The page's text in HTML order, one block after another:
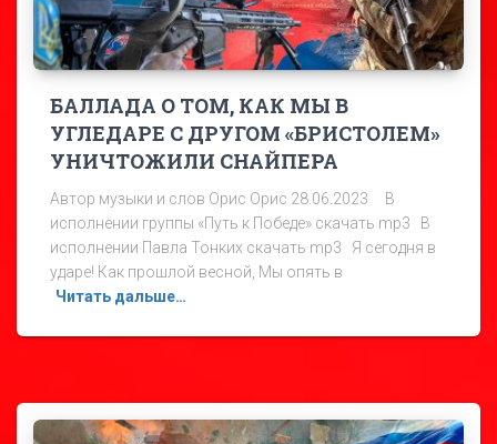
БАЛЛАДА О ТОМ, КАК МЫ В
УГЛЕДАРЕ С ДРУГОМ «БРИСТОЛЕМ»
УНИЧТОЖИЛИ СНАЙПЕРА
Автор музыки и слов Орис Орис 28.06.2023 В
исполнении группы «Путь к Победе» скачать mp3 В
исполнении Павла Тонких скачать mp3 Я сегодня в
ударе! Как прошлой весной, Мы опять в
Читать дальше…